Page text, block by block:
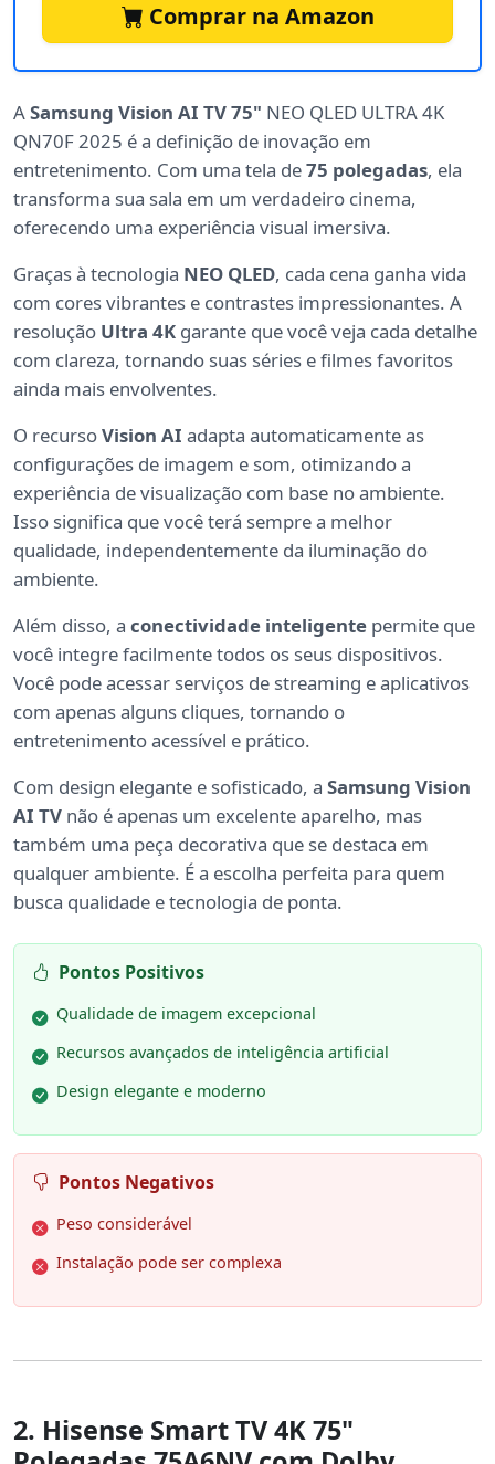
Comprar na Amazon
ASamsung Vision AI TV 75" NEO QLED ULTRA 4K
QN70F 2025 é a definição de inovação em
entretenimento. Com uma tela de75 polegadas, ela
transforma sua sala em um verdadeiro cinema,
oferecendo uma experiência visual imersiva.
Graças à tecnologia NEO QLED, cada cena ganha vida
com cores vibrantes e contrastes impressionantes. A
resolução Ultra 4K garante que você veja cada detalhe
com clareza, tornando suas séries e filmes favoritos
ainda mais envolventes.
O recursoVision AI adapta automaticamente as
configurações de imagem e som, otimizando a
experiência de visualização com base no ambiente.
Isso significa que você terá sempre a melhor
qualidade, independentemente da iluminação do
ambiente.
Além disso, a conectividade inteligente permite que
você integre facilmente todos os seus dispositivos.
Você pode acessar serviços de streaming e aplicativos
com apenas alguns cliques, tornando o
entretenimento acessível e prático.
Com design elegante e sofisticado, a Samsung Vision
AI TV não é apenas um excelente aparelho, mas
também uma peça decorativa que se destaca em
qualquer ambiente. É a escolha perfeita para quem
busca qualidade e tecnologia de ponta.
Pontos Positivos
Qualidade de imagem excepcional
Recursos avançados de inteligência artificial
Design elegante e moderno
Pontos Negativos
Peso considerável
Instalação pode ser complexa
2. Hisense Smart TV 4K 75"